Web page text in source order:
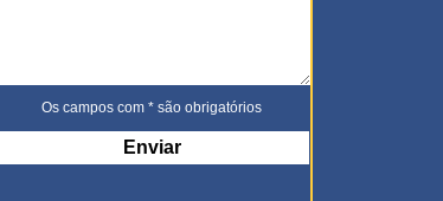
Os campos com * são obrigatórios